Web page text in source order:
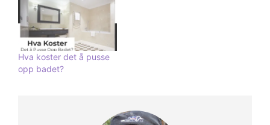
Hva koster det å pusse
opp badet?